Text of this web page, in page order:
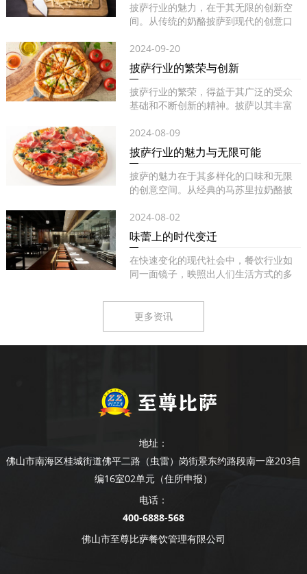
披萨行业的魅力，在于其无限的创新空
间。从传统的奶酪披萨到现代的创意口
2024-09-20
披萨行业的繁荣与创新
披萨行业的繁荣，得益于其广泛的受众
基础和不断创新的精神。披萨以其丰富
2024-08-09
披萨行业的魅力与无限可能
披萨的魅力在于其多样化的口味和无限
的创意空间。从经典的马苏里拉奶酪披
2024-08-02
味蕾上的时代变迁
在快速变化的现代社会中，餐饮行业如
同一面镜子，映照出人们生活方式的多
更多资讯
地址：
佛山市南海区桂城街道佛平二路（虫雷）岗街景东约路段南一座203自
编16室02单元（住所申报）
电话：
400-6888-568
佛山市至尊比萨餐饮管理有限公司